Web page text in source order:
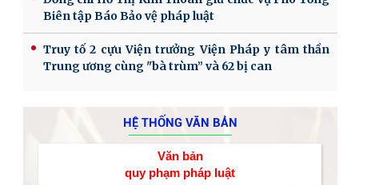
Biên tập Báo Bảo vệ pháp luật
Truy tố 2 cựu Viện trưởng Viện Pháp y tâm thần
Trung ương cùng "bà trùm” và 62 bị can
HỆ THỐNG VĂN BẢN
Văn bản
quy phạm pháp luật